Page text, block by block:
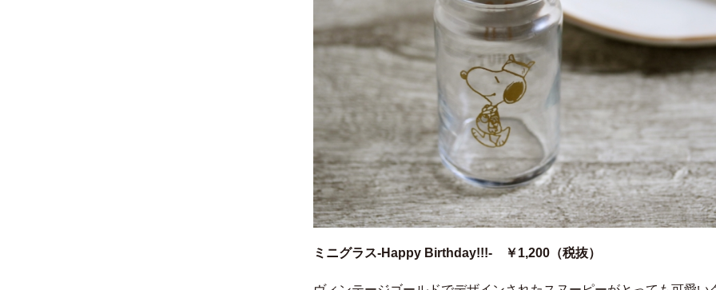
ミニグラス-Happy Birthday!!!- ￥1,200（税抜）